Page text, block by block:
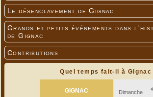
Le désenclavement de Gignac
Grands et petits événements dans
de Gignac
Contributions
Quel temps fait-il à